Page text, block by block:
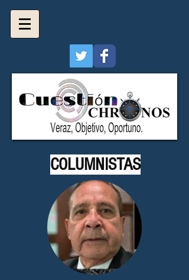
COLUMNISTAS